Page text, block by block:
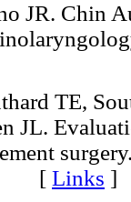
JR. Chin
TE,
JL.
7. [ Links ]